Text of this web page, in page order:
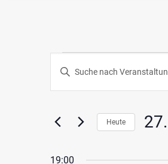
für
27.
Such-
Geben
Schlüsselwort.Heute
19:00